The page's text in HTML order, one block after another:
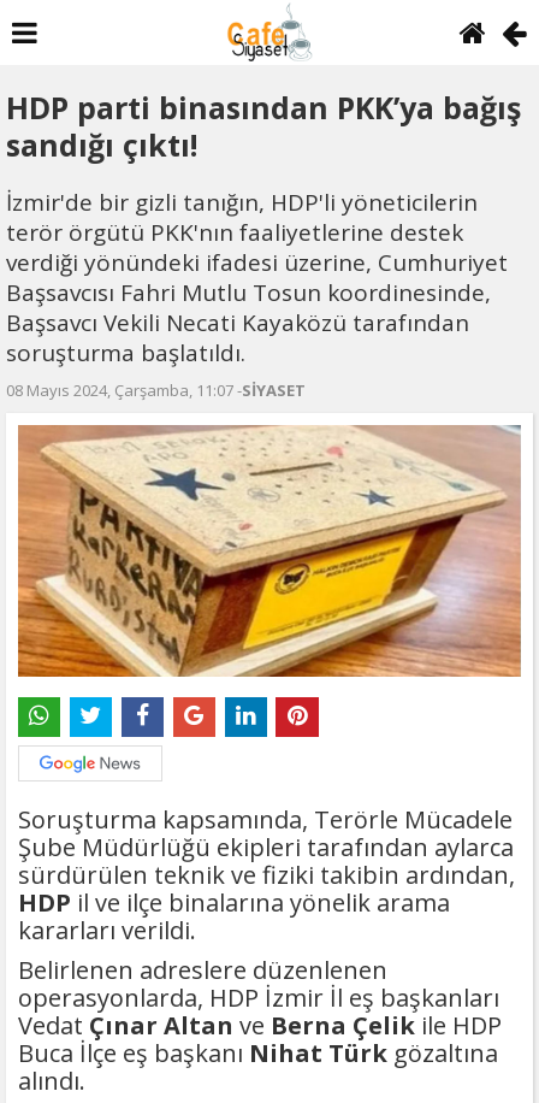
HDP parti binasından PKK’ya bağış
sandığı çıktı!
İzmir'de bir gizli tanığın, HDP'li yöneticilerin
terör örgütü PKK'nın faaliyetlerine destek
verdiği yönündeki ifadesi üzerine, Cumhuriyet
Başsavcısı Fahri Mutlu Tosun koordinesinde,
Başsavcı Vekili Necati Kayaközü tarafından
soruşturma başlatıldı.
08 Mayıs 2024, Çarşamba, 11:07 -SİYASET
Soruşturma kapsamında, Terörle Mücadele
Şube Müdürlüğü ekipleri tarafından aylarca
sürdürülen teknik ve fiziki takibin ardından,
HDP il ve ilçe binalarına yönelik arama
kararları verildi.
Belirlenen adreslere düzenlenen
operasyonlarda, HDP İzmir İl eş başkanları
Vedat Çınar Altan ve Berna Çelik ile HDP
Buca İlçe eş başkanı Nihat Türk gözaltına
alındı.